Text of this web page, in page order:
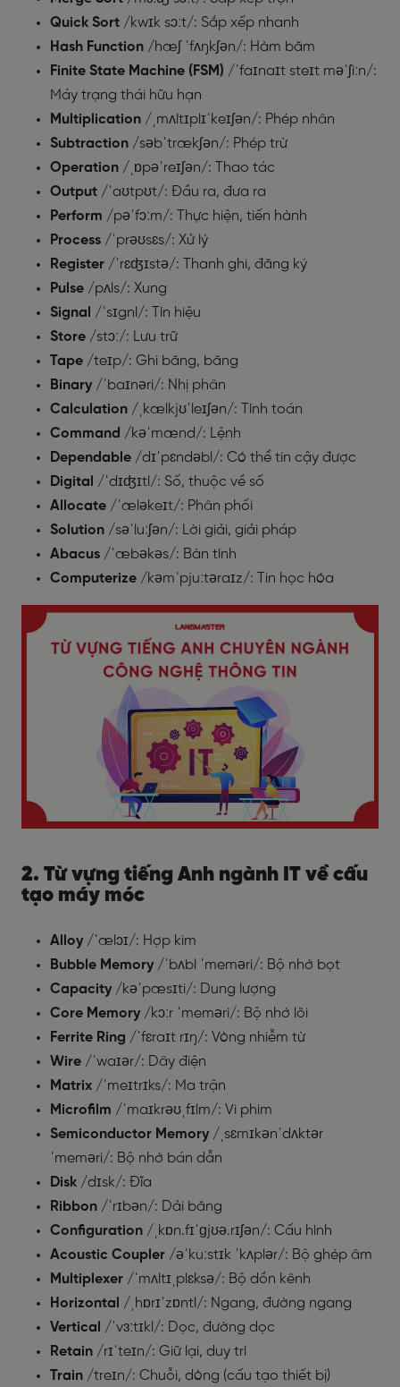
Quick Sort /kwɪk sɔːt/: Sắp xếp nhanh
Hash Function /hæʃ ˈfʌŋkʃən/: Hàm băm
Finite State Machine (FSM) /ˈfaɪnaɪt steɪt məˈʃiːn/:
Máy trạng thái hữu hạn
Multiplication /ˌmʌltɪplɪˈkeɪʃən/: Phép nhân
Subtraction /səbˈtrækʃən/: Phép trừ
Operation /ˌɒpəˈreɪʃən/: Thao tác
Output /ˈaʊtpʊt/: Đầu ra, đưa ra
Perform /pəˈfɔːm/: Thực hiện, tiến hành
Process /ˈprəʊsɛs/: Xử lý
Register /ˈrɛʤɪstə/: Thanh ghi, đăng ký
Pulse /pʌls/: Xung
Signal /ˈsɪgnl/: Tín hiệu
Store /stɔː/: Lưu trữ
Tape /teɪp/: Ghi băng, băng
Binary /ˈbaɪnəri/: Nhị phân
Calculation /ˌkælkjʊˈleɪʃən/: Tính toán
Command /kəˈmænd/: Lệnh
Dependable /dɪˈpɛndəbl/: Có thể tin cậy được
Digital /ˈdɪʤɪtl/: Số, thuộc về số
Allocate /ˈæləkeɪt/: Phân phối
Solution /səˈluːʃən/: Lời giải, giải pháp
Abacus /ˈæbəkəs/: Bàn tính
Computerize /kəmˈpjuːtəraɪz/: Tin học hóa
2. Từ vựng tiếng Anh ngành IT về cấu
tạo máy móc
Alloy /ˈælɔɪ/: Hợp kim
Bubble Memory /ˈbʌbl ˈmeməri/: Bộ nhớ bọt
Capacity /kəˈpæsɪti/: Dung lượng
Core Memory /kɔːr ˈmeməri/: Bộ nhớ lõi
Ferrite Ring /ˈfɛraɪt rɪŋ/: Vòng nhiễm từ
Wire /ˈwaɪər/: Dây điện
Matrix /ˈmeɪtrɪks/: Ma trận
Microfilm /ˈmaɪkrəʊˌfɪlm/: Vi phim
Semiconductor Memory /ˌsɛmɪkənˈdʌktər
ˈmeməri/: Bộ nhớ bán dẫn
Disk /dɪsk/: Đĩa
Ribbon /ˈrɪbən/: Dải băng
Configuration /ˌkɒn.fɪˈɡjʊə.rɪʃən/: Cấu hình
Acoustic Coupler /əˈkuːstɪk ˈkʌplər/: Bộ ghép âm
Multiplexer /ˈmʌltɪˌplɛksə/: Bộ dồn kênh
Horizontal /ˌhɒrɪˈzɒntl/: Ngang, đường ngang
Vertical /ˈvɜːtɪkl/: Dọc, đường dọc
Retain /rɪˈteɪn/: Giữ lại, duy trì
Train /treɪn/: Chuỗi, dòng (cấu tạo thiết bị)